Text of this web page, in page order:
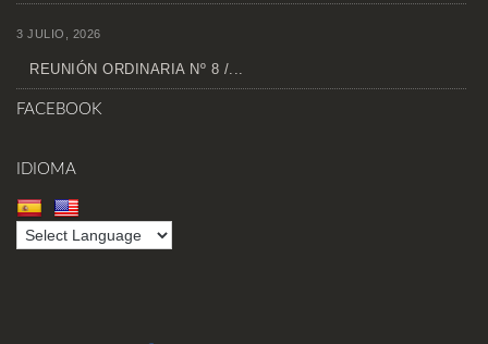
3 JULIO, 2026
REUNIÓN ORDINARIA Nº 8 /...
FACEBOOK
IDIOMA